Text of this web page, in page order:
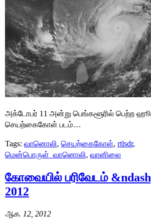
அக்டோபர் 11 அன்று பெங்களூரில் பெற்ற
செயற்கைகோள் படம்…
Tags: வானொலி, செயற்கைகோள், rtlsdr,
மென்பொருள்_வானொலி, வானிலை
கோவையில் பரிவேடம்
2012
ஆக. 12, 2012